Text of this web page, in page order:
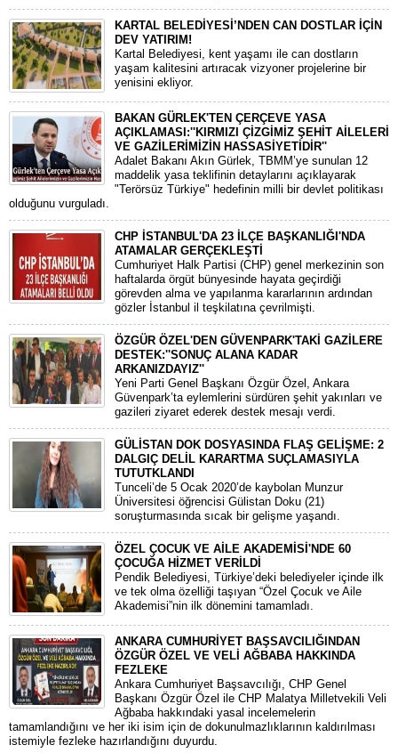
KARTAL BELEDİYESİ’NDEN CAN DOSTLAR İÇİN
DEV YATIRIM!
Kartal Belediyesi, kent yaşamı ile can dostların
yaşam kalitesini artıracak vizyoner projelerine bir
yenisini ekliyor.
BAKAN GÜRLEK'TEN ÇERÇEVE YASA
AÇIKLAMASI:''KIRMIZI ÇİZGİMİZ ŞEHİT AİLELERİ
VE GAZİLERİMİZİN HASSASİYETİDİR''
Adalet Bakanı Akın Gürlek, TBMM’ye sunulan 12
maddelik yasa teklifinin detaylarını açıklayarak
"Terörsüz Türkiye" hedefinin milli bir devlet politikası
olduğunu vurguladı.
CHP İSTANBUL'DA 23 İLÇE BAŞKANLIĞI'NDA
ATAMALAR GERÇEKLEŞTİ
​Cumhuriyet Halk Partisi (CHP) genel merkezinin son
haftalarda örgüt bünyesinde hayata geçirdiği
görevden alma ve yapılanma kararlarının ardından
gözler İstanbul il teşkilatına çevrilmişti.
ÖZGÜR ÖZEL'DEN GÜVENPARK'TAKİ GAZİLERE
DESTEK:''SONUÇ ALANA KADAR
ARKANIZDAYIZ''
​Yeni Parti Genel Başkanı Özgür Özel, Ankara
Güvenpark’ta eylemlerini sürdüren şehit yakınları ve
gazileri ziyaret ederek destek mesajı verdi.
GÜLİSTAN DOK DOSYASINDA FLAŞ GELİŞME: 2
DALGIÇ DELİL KARARTMA SUÇLAMASIYLA
TUTUTKLANDI
​Tunceli’de 5 Ocak 2020’de kaybolan Munzur
Üniversitesi öğrencisi Gülistan Doku (21)
soruşturmasında sıcak bir gelişme yaşandı.
ÖZEL ÇOCUK VE AİLE AKADEMİSİ'NDE 60
ÇOCUĞA HİZMET VERİLDİ
Pendik Belediyesi, Türkiye’deki belediyeler içinde ilk
ve tek olma özelliği taşıyan “Özel Çocuk ve Aile
Akademisi”nin ilk dönemini tamamladı.
ANKARA CUMHURİYET BAŞSAVCILIĞINDAN
ÖZGÜR ÖZEL VE VELİ AĞBABA HAKKINDA
FEZLEKE
​Ankara Cumhuriyet Başsavcılığı, CHP Genel
Başkanı Özgür Özel ile CHP Malatya Milletvekili Veli
Ağbaba hakkındaki yasal incelemelerin
tamamlandığını ve her iki isim için de dokunulmazlıklarının kaldırılması
istemiyle fezleke hazırlandığını duyurdu.